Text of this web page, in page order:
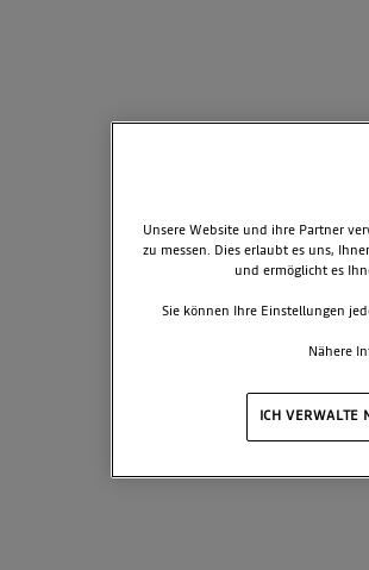
Unsere Website und ihre Partner
zu messen. Dies erlaubt es uns,
und ermöglicht es
Sie können Ihre Einstellungen
Nähere
ICH VERWALTE